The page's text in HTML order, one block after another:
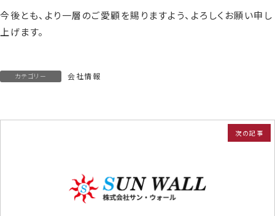
今後とも、より一層のご愛顧を賜りますよう、よろしくお願い申し
上げます。
カテゴリー 会社情報
次の記事